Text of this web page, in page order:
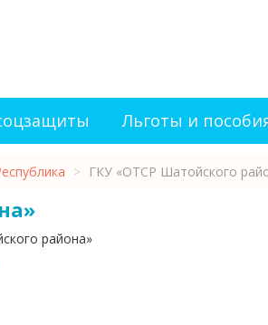
Льготы и
> ГКУ «ОТСР Шатойского
района»